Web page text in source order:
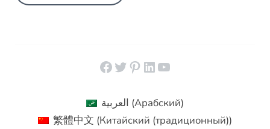
Facebook
Twitter
Pinterest
LinkedIn
YouTube
العربية (Арабский)
繁體中文 (Китайский (традиционный))